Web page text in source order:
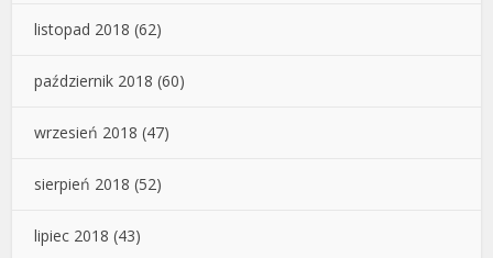
listopad 2018 (62)
październik 2018 (60)
wrzesień 2018 (47)
sierpień 2018 (52)
lipiec 2018 (43)